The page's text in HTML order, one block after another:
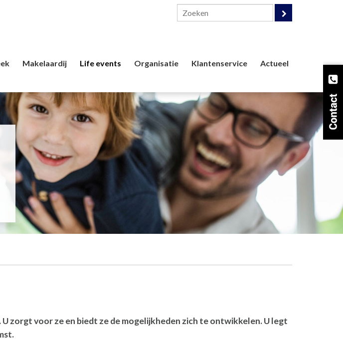
Makelaardij Life events Organisatie Klantenservice Actueel
zorgt voor ze en biedt ze de mogelijkheden zich te ontwikkelen. U legt